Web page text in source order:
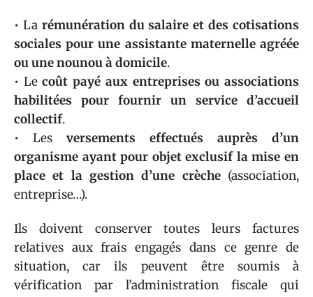
• La rémunération du salaire et des cotisations
sociales pour une assistante maternelle agréée
ou une nounou à domicile.
• Lecoût payé aux entreprises ou associations
habilitées pour fournir un service d’accueil
collectif.
• Les versements effectués auprès d’un
organisme ayant pour objet exclusif la mise en
place et la gestion d’une crèche(association,
entreprise…).
Ils doivent conserver toutes leurs factures
relatives aux frais engagés dans ce genre de
situation, car ils peuvent être soumis à
vérification par l’administration fiscale qui